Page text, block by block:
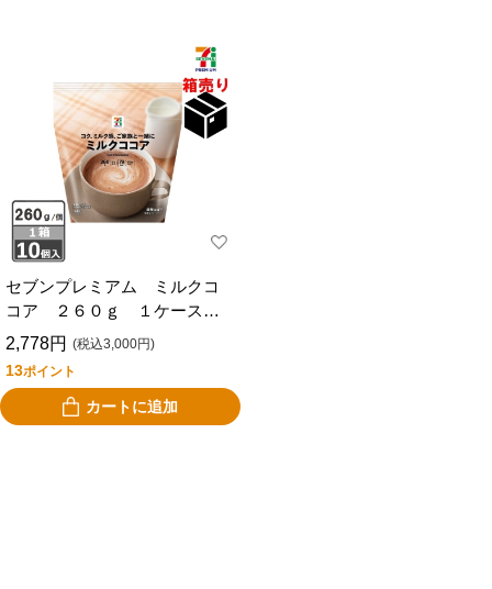
セブンプレミアム ミルクコ
コア ２６０ｇ １ケース１
０個入り
2,778円 (税込3,000円)
13ポイント
カートに追加